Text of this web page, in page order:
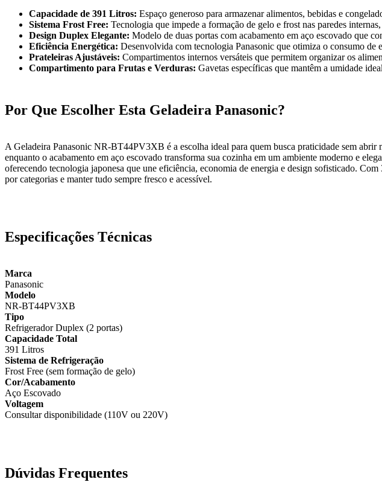
Capacidade de 391 Litros: Espaço generoso para armazenar alimentos, bebidas e
Sistema Frost Free: Tecnologia que impede a formação de gelo e frost nas paredes
Design Duplex Elegante: Modelo de duas portas com acabamento em aço escovado que
Eficiência Energética: Desenvolvida com tecnologia Panasonic que otimiza o consumo de
Prateleiras Ajustáveis: Compartimentos internos versáteis que permitem organizar os
Compartimento para Frutas e Verduras: Gavetas específicas que mantêm a umidade
Por Que Escolher Esta Geladeira Panasonic?
A Geladeira Panasonic NR-BT44PV3XB é a escolha ideal para quem busca praticidade sem
enquanto o acabamento em aço escovado transforma sua cozinha em um ambiente moderno e
oferecendo tecnologia japonesa que une eficiência, economia de energia e design sofisticado.
por categorias e manter tudo sempre fresco e acessível.
Especificações Técnicas
Marca
Panasonic
Modelo
NR-BT44PV3XB
Tipo
Refrigerador Duplex (2 portas)
Capacidade Total
391 Litros
Sistema de Refrigeração
Frost Free (sem formação de gelo)
Cor/Acabamento
Aço Escovado
Voltagem
Consultar disponibilidade (110V ou 220V)
Dúvidas Frequentes